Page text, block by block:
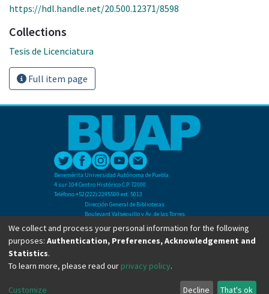
https://hdl.handle.net/20.500.12371/8598
Collections
Tesis de Licenciatura
Full item page
Benemérita Universidad Autónoma de Puebla
4 sur 104 Centro Histórico C.P. 72000
Teléfono +52(222) 2295500 ext. 5013
Dirección General de Bibliotecas
Boulevard Valsequillo y Av. de las Torres
Ciudad Universitaria. Col. San Manuel
C.P. 72570
Teléfono +52 (222) 2295500 Ext 2901
Copyright © Dirección General de Bibliotecas - BUAP 2024. All right reserved.
We collect and process your personal information for the following
purposes: Authentication, Preferences, Acknowledgement and
Statistics.
To learn more, please read our privacy policy.
Customize Decline That's ok